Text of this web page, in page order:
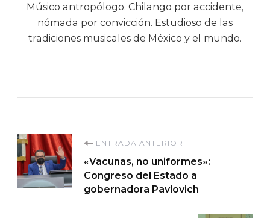
Músico antropólogo. Chilango por accidente,
nómada por convicción. Estudioso de las
tradiciones musicales de México y el mundo.
Navegación
de
ENTRADA ANTERIOR
«Vacunas, no uniformes»:
Congreso del Estado a
gobernadora Pavlovich